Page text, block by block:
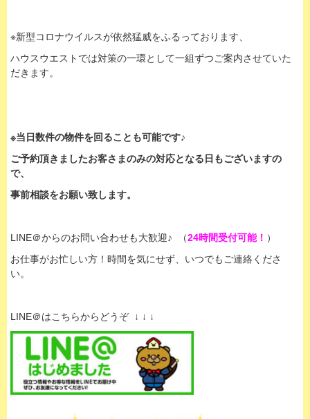
※新型コロナウイルスが依然猛威をふるっております、
ハウスウエストでは対策の一環として一組ずつご案内させていた
だきます。
※当日数件の物件を回ることも可能です♪
ご予約頂きましたお客さまのみの対応となる日もございますの
で、
事前相談をお願い致します。
LINE＠からのお問い合わせも大歓迎♪ （24時間受付可能！ ）
お仕事がお忙しい方！時間を気にせず、いつでもご連絡くださ
い。
LINE＠はこちらからどうぞ ↓ ↓ ↓